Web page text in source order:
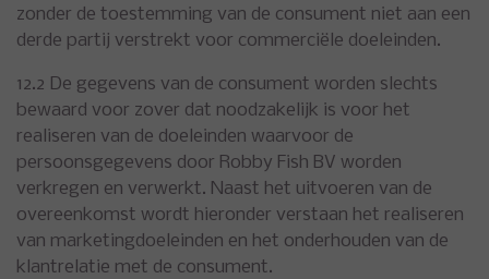
zonder de toestemming van de consument niet aan een
derde partij verstrekt voor commerciële doeleinden.
12.2 De gegevens van de consument worden slechts
bewaard voor zover dat noodzakelijk is voor het
realiseren van de doeleinden waarvoor de
persoonsgegevens door Robby Fish BV worden
verkregen en verwerkt. Naast het uitvoeren van de
overeenkomst wordt hieronder verstaan het realiseren
van marketingdoeleinden en het onderhouden van de
klantrelatie met de consument.